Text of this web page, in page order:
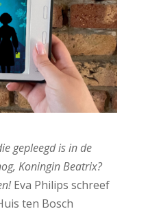
gepleegd is in de
Koningin Beatrix?
Eva Philips schreef
ten Bosch